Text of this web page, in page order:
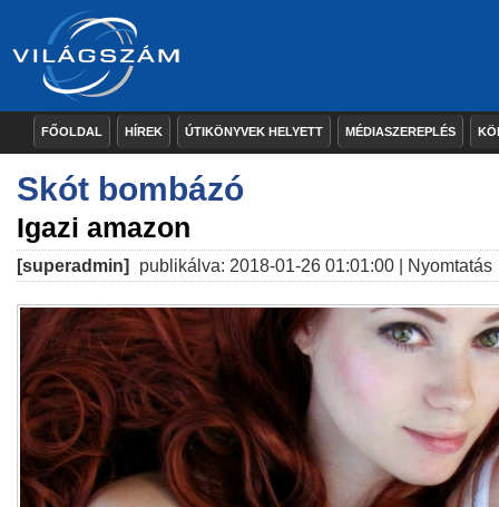
FŐOLDAL HÍREK ÚTIKÖNYVEK HELYETT MÉDIASZEREPLÉS
Skót bombázó
Igazi amazon
[superadmin] publikálva: 2018-01-26 01:01:00 | Nyomtatás